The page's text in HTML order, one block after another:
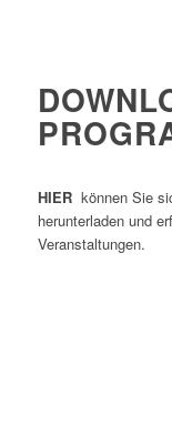
HIERkönnen Sie
herunterladen und
Veranstaltungen.